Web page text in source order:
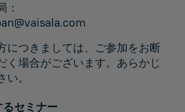
：
につきましては、ご参加をお断
く場合がございます。あらかじ
。
セミナー